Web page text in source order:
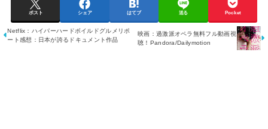
ポスト シェア はてブ 送る Pocket
Netflix：ハイパーハードボイルドグルメリポ
ート感想：日本が誇るドキュメント作品
映画：過激派オペラ無料フル動画視
聴！Pandora/Dailymotion